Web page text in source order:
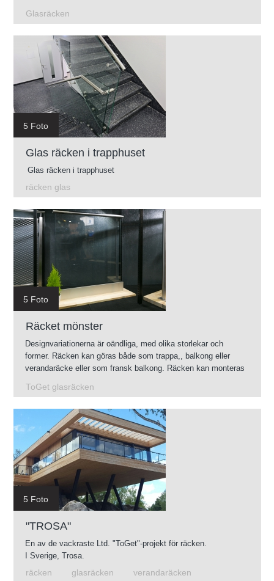
Glasräcken
5 Foto
Glas räcken i trapphuset
Glas räcken i trapphuset
räcken glas
5 Foto
Räcket mönster
Designvariationerna är oändliga, med olika storlekar och
former. Räcken kan göras både som trappa,, balkong eller
verandaräcke eller som fransk balkong. Räcken kan monteras
ToGet glasräcken
5 Foto
"TROSA"
En av de vackraste Ltd. "ToGet"-projekt för räcken.
I Sverige, Trosa.
räcken
glasräcken verandaräcken